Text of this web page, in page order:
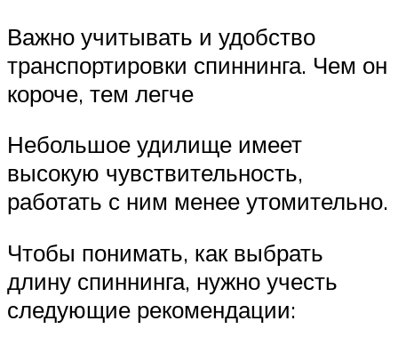
Важно учитывать и удобство
транспортировки спиннинга. Чем он
короче, тем легче
Небольшое удилище имеет
высокую чувствительность,
работать с ним менее утомительно.
Чтобы понимать, как выбрать
длину спиннинга, нужно учесть
следующие рекомендации: